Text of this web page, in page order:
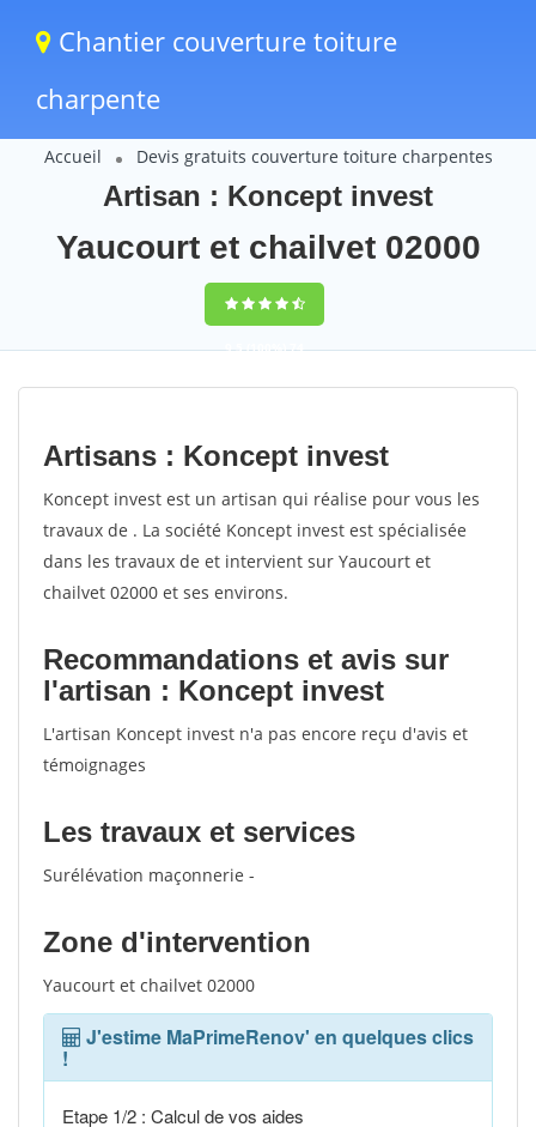
Chantier couverture toiture
charpente
Accueil Devis gratuits couverture toiture charpentes
Artisan : Koncept invest
Yaucourt et chailvet 02000
9,5(100%)74
votes
Artisans : Koncept invest
Koncept invest est un artisan qui réalise pour vous les
travaux de . La société Koncept invest est spécialisée
dans les travaux de et intervient sur Yaucourt et
chailvet 02000 et ses environs.
Recommandations et avis sur
l'artisan : Koncept invest
L'artisan Koncept invest n'a pas encore reçu d'avis et
témoignages
Les travaux et services
Surélévation maçonnerie -
Zone d'intervention
Yaucourt et chailvet 02000